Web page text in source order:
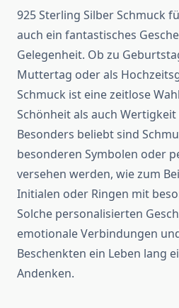
925 Sterling Silber Schmuck
auch ein fantastisches
Gelegenheit. Ob zu
Muttertag oder als
Schmuck ist eine zeitlose
Schönheit als auch
Besonders beliebt sind
besonderen Symbolen oder
versehen werden, wie zum
Initialen oder Ringen mit
Solche personalisierten
emotionale Verbindungen
Beschenkten ein Leben lang
Andenken.